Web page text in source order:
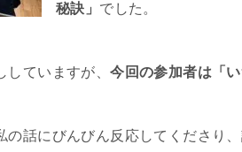
秘訣」 でした。
していますが、今回の参加者は「い
話にびんびん反応してくださり